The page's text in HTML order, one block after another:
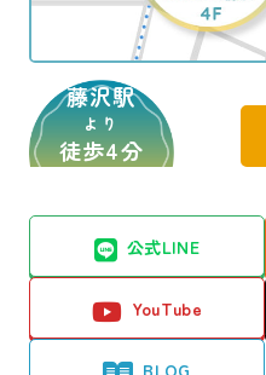
藤沢駅
より
徒歩4分
公式LINE
YouTube
BLOG